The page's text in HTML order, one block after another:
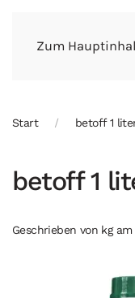
Zum
Start betoff 1
betoff 1
Geschrieben von kgam